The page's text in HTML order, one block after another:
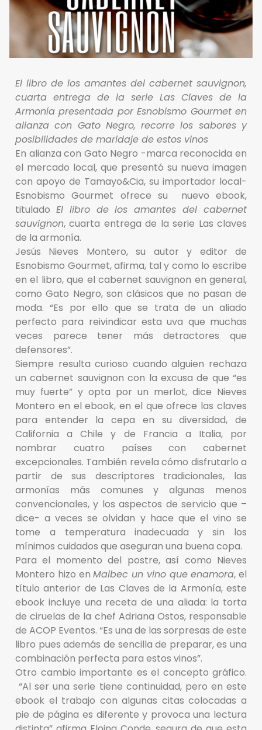
El libro de los amantes del cabernet sauvignon,
cuarta entrega de la serie Las Claves de la
Armonía presentada por Esnobismo Gourmet en
alianza con Gato Negro, recorre los sabores y
posibilidades de maridaje de estos vinos
En alianza con Gato Negro -marca reconocida en
el mercado local, que presentó su nueva imagen
con apoyo de Tamayo&Cia, su importador local-
Esnobismo Gourmet ofrece su nuevo ebook,
titulado El libro de los amantes del cabernet
sauvignon, cuarta entrega de la serie Las claves
de la armonía.
Jesús Nieves Montero, su autor y editor de
Esnobismo Gourmet, afirma, tal y como lo escribe
en el libro, que el cabernet sauvignon en general,
como Gato Negro, son clásicos que no pasan de
moda. “Es por ello que se trata de un aliado
perfecto para reivindicar esta uva que muchas
veces parece tener más detractores que
defensores”.
Siempre resulta curioso cuando alguien rechaza
un cabernet sauvignon con la excusa de que “es
muy fuerte” y opta por un merlot, dice Nieves
Montero en el ebook, en el que ofrece las claves
para entender la cepa en su diversidad, de
California a Chile y de Francia a Italia, por
nombrar cuatro países con cabernet
excepcionales. También revela cómo disfrutarlo a
partir de sus descriptores tradicionales, las
armonías más comunes y algunas menos
convencionales, y los aspectos de servicio que –
dice- a veces se olvidan y hace que el vino se
tome a temperatura inadecuada y sin los
mínimos cuidados que aseguran una buena copa.
Para el momento del postre, así como Nieves
Montero hizo enMalbec un vino que enamora, el
título anterior de Las Claves de la Armonía, este
ebook incluye una receta de una aliada: la torta
de ciruelas de la chef Adriana Ostos, responsable
de ACOP Eventos. “Es una de las sorpresas de este
libro pues además de sencilla de preparar, es una
combinación perfecta para estos vinos”.
Otro cambio importante es el concepto gráfico.
“Al ser una serie tiene continuidad, pero en este
ebook el trabajo con algunas citas colocadas a
pie de página es diferente y provoca una lectura